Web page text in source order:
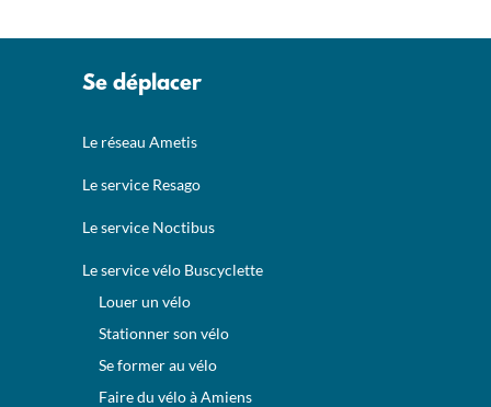
Se déplacer
Le réseau Ametis
Le service Resago
Le service Noctibus
Le service vélo Buscyclette
Louer un vélo
Stationner son vélo
Se former au vélo
Faire du vélo à Amiens